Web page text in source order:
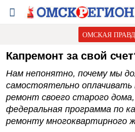
ОМСКАЯ
Капремонт за свой
Нам непонятно, почему мы
самостоятельно
ремонт своего старого
федеральная программа по
ремонту многоквартирного